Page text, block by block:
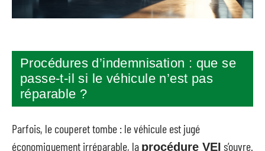
Procédures d’indemnisation : que se
passe-t-il si le véhicule n’est pas
réparable ?
Parfois, le couperet tombe : le véhicule est jugé
économiquement irréparable, la procédure VEI s’ouvre.